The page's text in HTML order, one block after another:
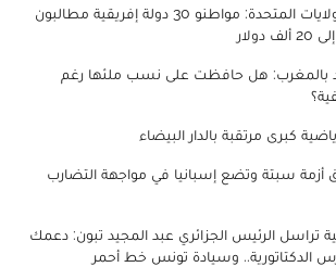
تأشيرة الدخول للولايات المتحدة: مواطنو 30 دولة إفريقية مطالبون
بالمغرب: هل حافظت على نسب ملئها رغم
كبرى مرتقبة بالدار البيضاء
أزمة سبتة وتضع إسبانيا في مواجهة التضارب
تراسل الرئيس الجزائري عبد المجيد تبون: دعمك
وسيادة تونس خط أحمر